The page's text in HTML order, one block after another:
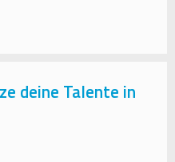
deine Talente in